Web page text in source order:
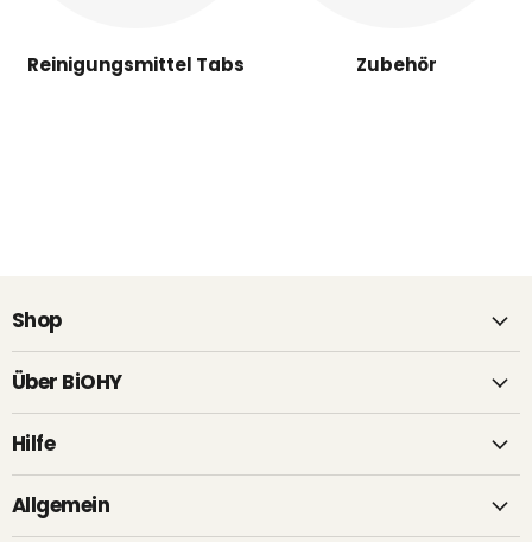
Reinigungsmittel Tabs Zubehör
Shop
Über BiOHY
Hilfe
Allgemein